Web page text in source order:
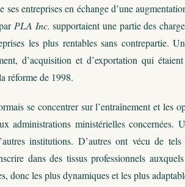
ses entreprises en échange d’une
PLA Inc. supportaient une partie des
les plus rentables sans contrepartie.
d’acquisition et d’exportation qui
réforme de 1998.
se concentrer sur l’entraînement et les
administrations ministérielles
institutions. D’autres ont vécu de
dans des tissus professionnels
donc les plus dynamiques et les plus